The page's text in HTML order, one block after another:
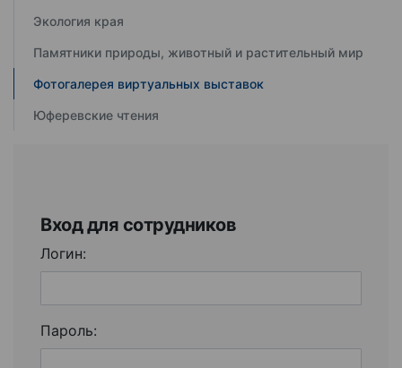
Экология края
Памятники природы, животный и растительный мир
Фотогалерея виртуальных выставок
Юферевские чтения
Вход для сотрудников
Логин:
Пароль: